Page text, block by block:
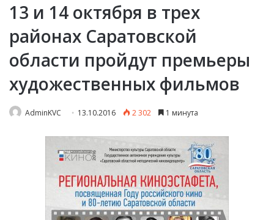
13 и 14 октября в трех
районах Саратовской
области пройдут премьеры
художественных фильмов
AdminKVC 13.10.2016 2 302 1 минута